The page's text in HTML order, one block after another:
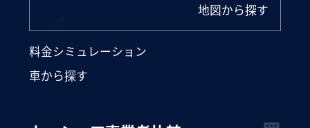
地図から探す
料金シミュレーション
車から探す